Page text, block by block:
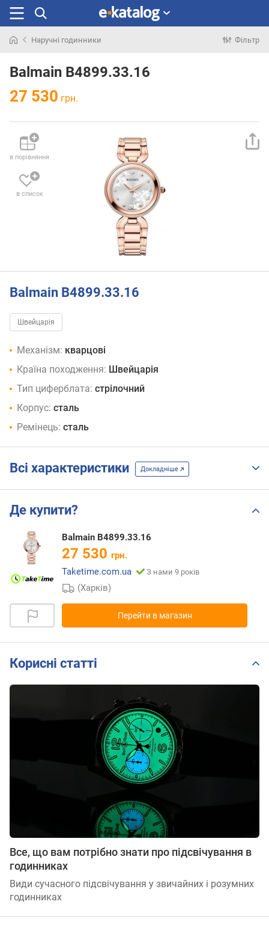
раніше
Наручні годинники Фільтр
Balmain B4899.33.16
27 530 грн.
в порівняння
в список
Balmain B4899.33.16
Швейцарія
Механізм: кварцові
Країна походження: Швейцарія
Тип циферблата: стрілочний
Корпус: сталь
Ремінець: сталь
Всі характеристики Докладніше
Де купити?
Balmain B4899.33.16
27 530 грн.
Taketime.com.ua
З нами 9 років
(Харків)
Перейти в магазин
Корисні статті
Все, що вам потрібно знати про підсвічування в
годинниках
Види сучасного підсвічування у звичайних і розумних
годинниках